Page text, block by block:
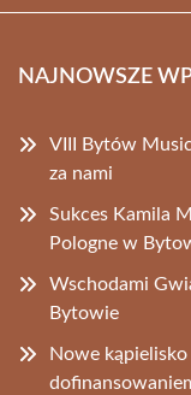
NAJNOWSZE
VIII Bytów
za nami
Sukces Kamila
Pologne w
Wschodami
Bytowie
Nowe